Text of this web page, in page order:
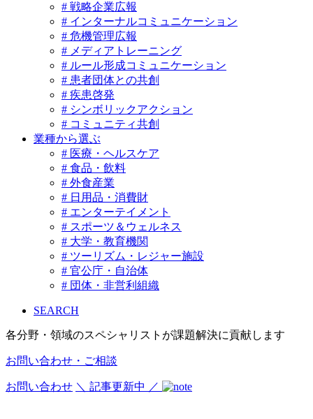
# 戦略企業広報
# インターナルコミュニケーション
# 危機管理広報
# メディアトレーニング
# ルール形成コミュニケーション
# 患者団体との共創
# 疾患啓発
# シンボリックアクション
# コミュニティ共創
業種から選ぶ
# 医療・ヘルスケア
# 食品・飲料
# 外食産業
# 日用品・消費財
# エンターテイメント
# スポーツ＆ウェルネス
# 大学・教育機関
# ツーリズム・レジャー施設
# 官公庁・自治体
# 団体・非営利組織
SEARCH
各分野・領域のスペシャリストが課題解決に貢献します
お問い合わせ・ご相談
お問い合わせ ＼ 記事更新中 ／